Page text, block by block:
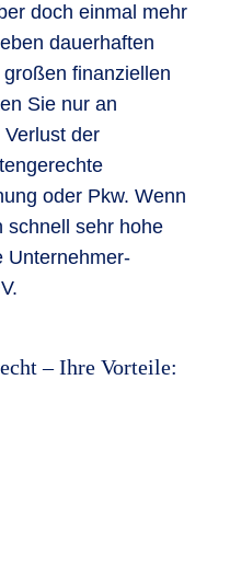
doch einmal mehr
dauerhaften
finanziellen
Sie nur an
der
oder Pkw. Wenn
schnell sehr hohe
Unternehmer-
– Ihre Vorteile: